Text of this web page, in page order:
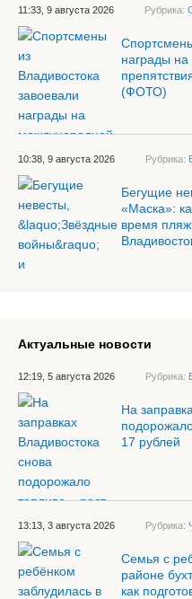
11:33, 9 августа 2026 Рубрика:
награды
(ФОТО)
10:38, 9 августа 2026 Рубрика:
Бегущие
«Маска»:
время
Актуальные новости
12:19, 5 августа 2026 Рубрика:
На
17 рублей
13:13, 3 августа 2026 Рубрика:
Семья с
районе
как